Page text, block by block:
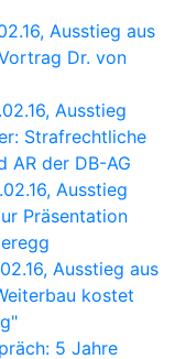
Ausstieg aus
Dr. von
Ausstieg
Strafrechtliche
AR der DB-AG
Ausstieg
Präsentation
Ausstieg aus
kostet
5 Jahre